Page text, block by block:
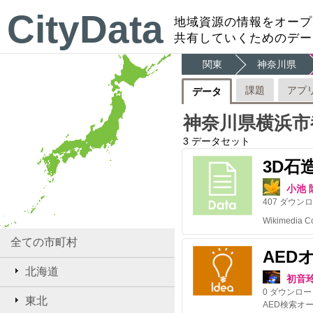
CityData
地域資源の情報をオー
共有していくためのデ
全ての市町村
北海道
東北
関東 神奈川県
データ 課題 アプ
神奈川県横浜
3 データセット
3D石
小池
407 ダウン
AED
初音
0 ダウンロ
AED検索オ